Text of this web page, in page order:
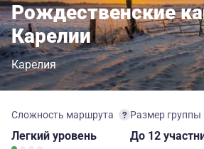
Рождественские
Карелии
Карелия
Сложность маршрута
Легкий уровень
Размер группы
до 12